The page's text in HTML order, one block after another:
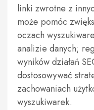
linki zwrotne z
może pomóc
oczach
analizie danych;
wyników działań
dostosowywać
zachowaniach
wyszukiwarek.